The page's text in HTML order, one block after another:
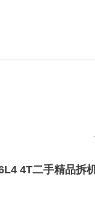
4T二手精品拆